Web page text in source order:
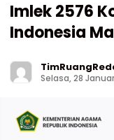
Imlek 2576
Indonesia
Selasa, 28